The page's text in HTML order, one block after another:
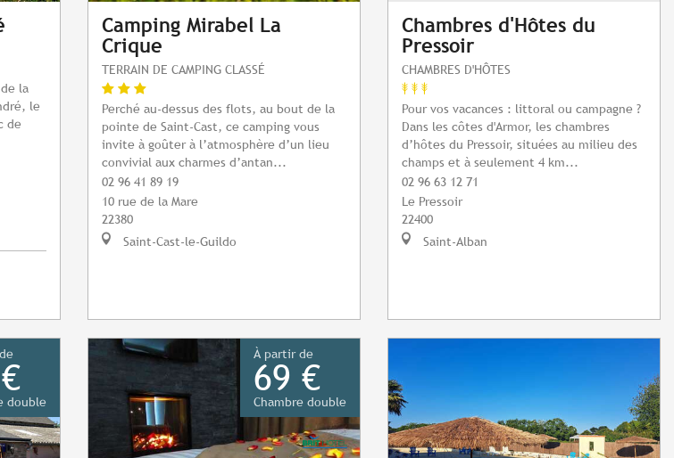
la
le
de
Camping Mirabel La
Crique
TERRAIN DE CAMPING CLASSÉ
Perché au-dessus des flots, au bout de la
pointe de Saint-Cast, ce camping vous
invite à goûter à l’atmosphère d’un lieu
convivial aux charmes d’antan...
02 96 41 89 19
10 rue de la Mare
22380
Saint-Cast-le-Guildo
Chambres d'Hôtes du
Pressoir
CHAMBRES D'HÔTES
Pour vos vacances : littoral ou campagne ?
Dans les côtes d'Armor, les chambres
d’hôtes du Pressoir, situées au milieu des
champs et à seulement 4 km...
02 96 63 12 71
Le Pressoir
22400
Saint-Alban
double
À partir de
69 €
Chambre double